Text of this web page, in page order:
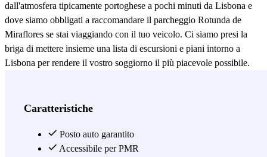
dall'atmosfera tipicamente portoghese a pochi minuti da Lisbona e
dove siamo obbligati a raccomandare il parcheggio Rotunda de
Miraflores se stai viaggiando con il tuo veicolo. Ci siamo presi la
briga di mettere insieme una lista di escursioni e piani intorno a
Lisbona per rendere il vostro soggiorno il più piacevole possibile.
Cabo de Roca nello stesso giorno. Abbiamo anche fantastici palazzi
possiamo nuotare in alcune delle spiagge situate a pochi chilometri
dalla città di Lisbona. Sintra è l'escursione più comune vicino a
Caratteristiche
Posto auto garantito
Accessibile per PMR